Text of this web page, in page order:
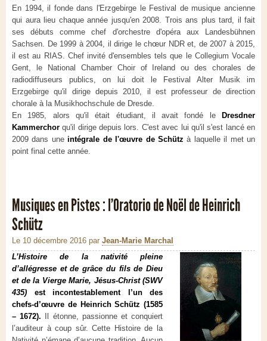
En 1994, il fonde dans l'Erzgebirge le Festival de musique ancienne
qui aura lieu chaque année jusqu'en 2008. Trois ans plus tard, il fait
ses débuts comme chef d'orchestre d'opéra aux Landesbühnen
Sachsen. De 1999 à 2004, il dirige le chœur NDR et, de 2007 à 2015,
il est au RIAS. Chef invité d'ensembles tels que le Collegium Vocale
Gent, le National Chamber Choir of Ireland ou des chorales de
radiodiffuseurs publics, on lui doit le Festival Alter Musik im
Erzgebirge qu'il dirige depuis 2010, il est professeur de direction
chorale à la Musikhochschule de Dresde.
En 1985, alors qu'il était étudiant, il avait fondé le
Dresdner
Kammerchor qu'il dirige depuis lors. C'est avec lui qu'il s'est lancé en
2009 dans uneintégrale de l'œuvre de Schütz à laquelle il met un
point final cette année.
Musiques en Pistes : l'Oratorio de Noël de Heinrich
Schütz
Le 10 décembre 2016 par Jean-Marie Marchal
L’Histoire de la nativité pleine
d’allégresse et de grâce du fils de Dieu
et de la Vierge Marie, Jésus-Christ (SWV
435) est incontestablement l’un des
chefs-d’œuvre de Heinrich Schütz (1585
– 1672). Il étonne, passionne et conquiert
l’auditeur à coup sûr. Cette Histoire de la